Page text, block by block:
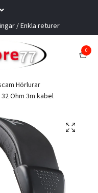
/ Enkla returer
0
Hörlurar
Ohm 3m kabel